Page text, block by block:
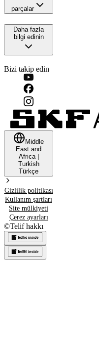
parçalar
Daha fazla
bilgi edinin
Bizi takip edin
Middle
East and
Africa|
Turkish
Türkçe
Gizlilik politikası
Kullanım şartları
Site mülkiyeti
Çerez ayarları
©Telif hakkı